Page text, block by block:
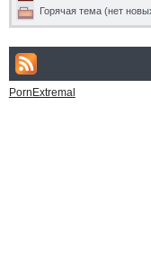
Горячая тема (нет
PornExtremal